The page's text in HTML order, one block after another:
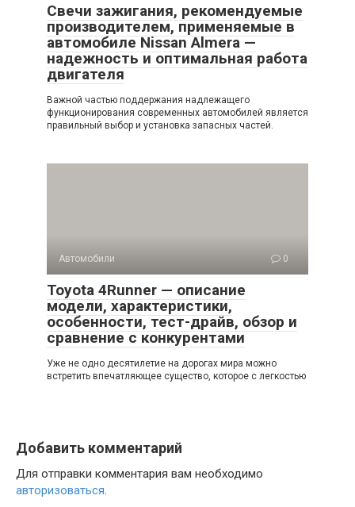
Свечи зажигания, рекомендуемые
производителем, применяемые в
автомобиле Nissan Almera —
надежность и оптимальная работа
двигателя
Важной частью поддержания надлежащего
функционирования современных автомобилей является
правильный выбор и установка запасных частей.
Автомобили 0
Toyota 4Runner — описание
модели, характеристики,
особенности, тест-драйв, обзор и
сравнение с конкурентами
Уже не одно десятилетие на дорогах мира можно
встретить впечатляющее существо, которое с легкостью
Добавить комментарий
Для отправки комментария вам необходимо
авторизоваться.